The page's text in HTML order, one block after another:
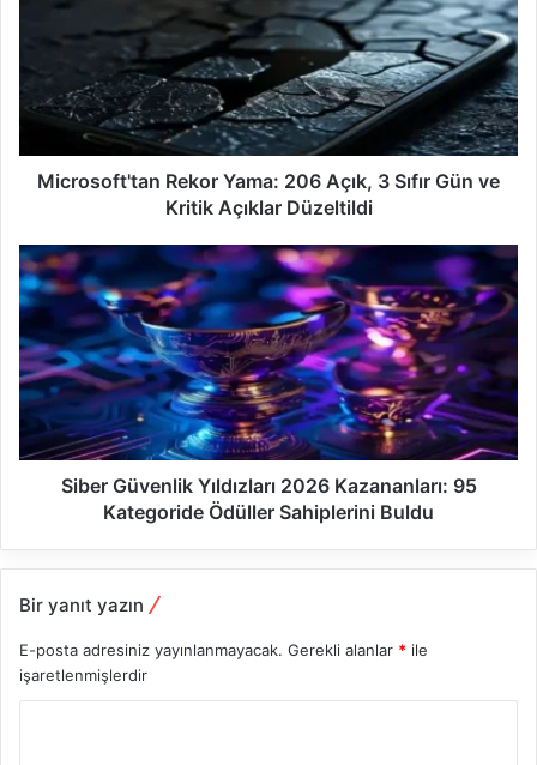
e
i
Microsoft'tan Rekor Yama: 206 Açık, 3 Sıfır Gün ve
Kritik Açıklar Düzeltildi
Siber Güvenlik Yıldızları 2026 Kazananları: 95
Kategoride Ödüller Sahiplerini Buldu
Bir yanıt yazın
E-posta adresiniz yayınlanmayacak. Gerekli alanlar * ile
işaretlenmişlerdir